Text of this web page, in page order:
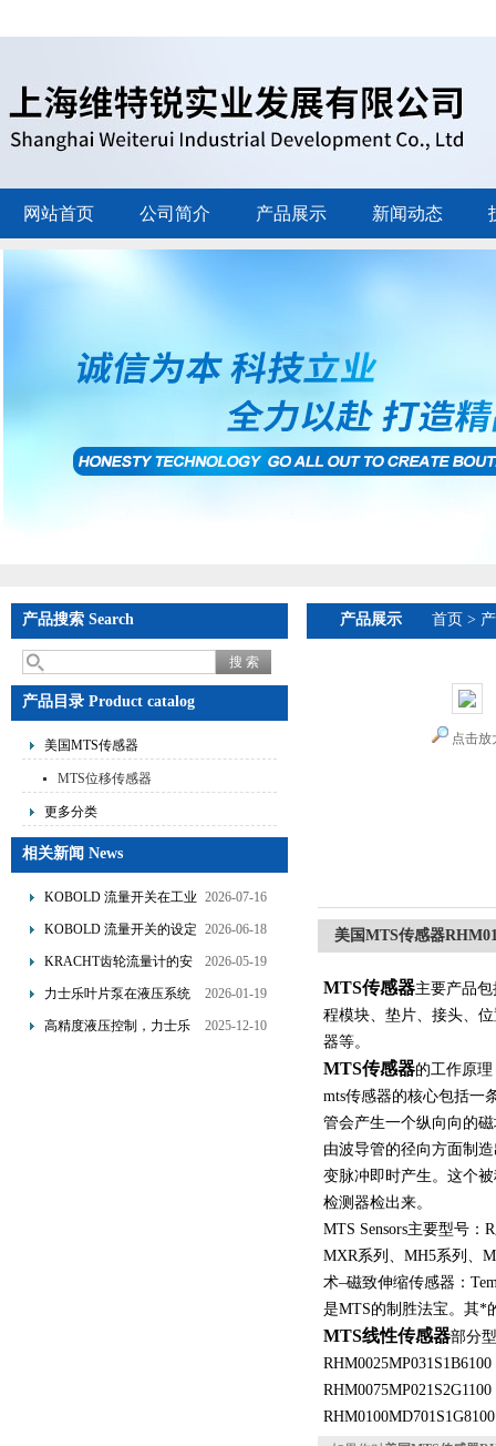
网站首页 公司简介 产品展示 新闻动态
产品搜索 Search
产品目录 Product catalog
美国MTS传感器
MTS位移传感器
更多分类
相关新闻 News
KOBOLD 流量开关在工业
管道水流量监测中的应用
2026-07-16
KOBOLD 流量开关的设定
流量调节与刻度指示
2026-06-18
KRACHT齿轮流量计的安
装要求：直管段、过滤器
2026-05-19
力士乐叶片泵在液压系统
中的应用分析
2026-01-19
高精度液压控制，力士乐
2025-12-10
产品展示 首页 >
点击放
美国MTS传感器
MTS传感器主要产品
程模块、垫片、接头、
器等。
MTS传感器的工作原理
mts传感器的核心包括一
管会产生一个纵向向的
由波导管的径向方面制
变脉冲即时产生。这个
检测器检出来。
MTS Sensors主要型号
MXR系列、MH5系列、
术–磁致伸缩传感器：
是MTS的制胜法宝。其*
MTS线性传感器部分